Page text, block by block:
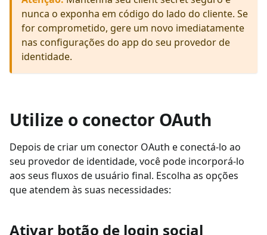
nunca o exponha em código do lado do cliente. Se
for comprometido, gere um novo imediatamente
nas configurações do app do seu provedor de
identidade.
Utilize o conector OAuth
Depois de criar um conector OAuth e conectá-lo ao
seu provedor de identidade, você pode incorporá-lo
aos seus fluxos de usuário final. Escolha as opções
que atendem às suas necessidades:
Ativar botão de login social